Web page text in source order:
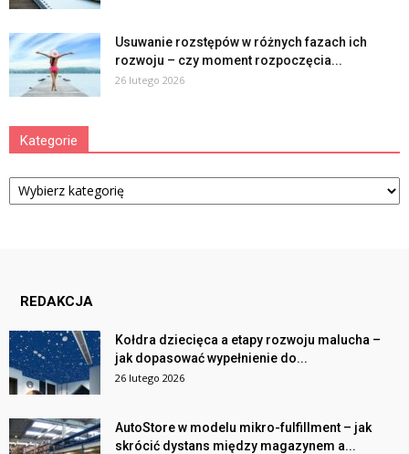
Usuwanie rozstępów w różnych fazach ich
rozwoju – czy moment rozpoczęcia...
26 lutego 2026
Kategorie
Kategorie
REDAKCJA
Kołdra dziecięca a etapy rozwoju malucha –
jak dopasować wypełnienie do...
26 lutego 2026
AutoStore w modelu mikro-fulfillment – jak
skrócić dystans między magazynem a...